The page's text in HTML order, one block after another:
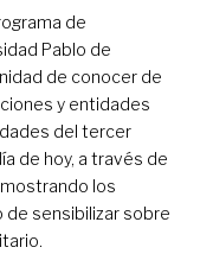
de
Pablo de
de conocer de
y entidades
del tercer
de hoy, a través de
los
de sensibilizar sobre